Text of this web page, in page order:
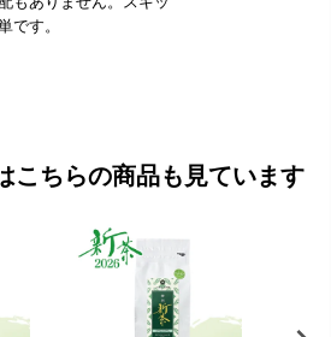
です。
こちらの商品も見ています